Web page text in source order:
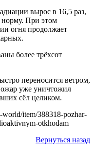
вырос в 16,5 раз,
При этом
огня продолжает
более трёхсот
переносится ветром,
уже уничтожил
сёл целиком.
item/388318-pozhar-
otkhodam
Вернуться назад